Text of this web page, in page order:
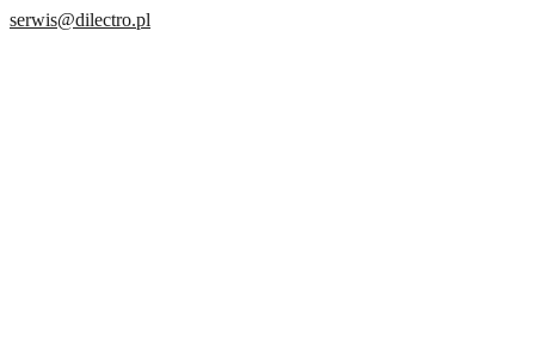
serwis@dilectro.pl